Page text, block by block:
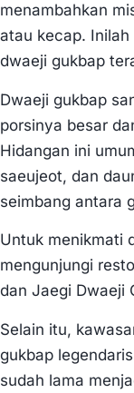
menambahkan
atau kecap.
dwaeji gukbap
Dwaeji gukbap
porsinya besar
Hidangan ini
saeujeot, dan
seimbang antara
Untuk menikmati
mengunjungi
dan Jaegi Dwaeji
Selain itu,
gukbap
sudah lama